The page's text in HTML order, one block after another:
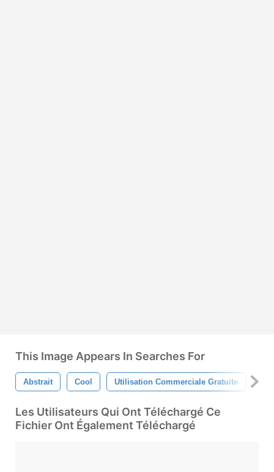
This Image Appears In Searches For
Abstrait Cool Utilisation Commerciale Gratuite
Les Utilisateurs Qui Ont Téléchargé Ce
Fichier Ont Également Téléchargé